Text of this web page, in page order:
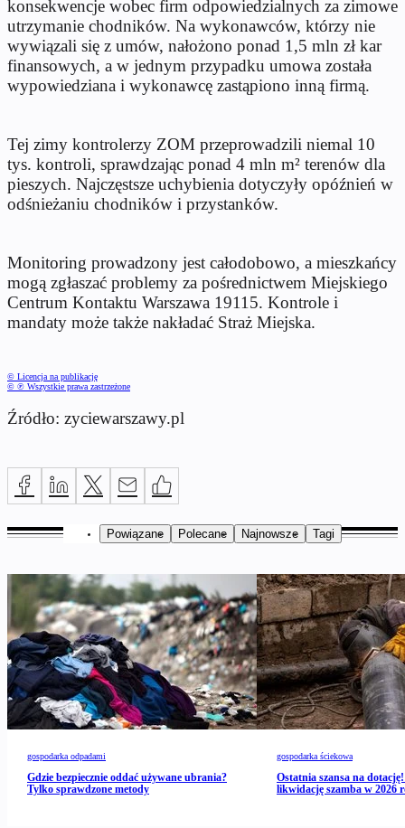
konsekwencje wobec firm odpowiedzialnych za zimowe
utrzymanie chodników. Na wykonawców, którzy nie
wywiązali się z umów, nałożono ponad 1,5 mln zł kar
finansowych, a w jednym przypadku umowa została
wypowiedziana i wykonawcę zastąpiono inną firmą.
Tej zimy kontrolerzy ZOM przeprowadzili niemal 10
tys. kontroli, sprawdzając ponad 4 mln m² terenów dla
pieszych. Najczęstsze uchybienia dotyczyły opóźnień w
odśnieżaniu chodników i przystanków.
Monitoring prowadzony jest całodobowo, a mieszkańcy
mogą zgłaszać problemy za pośrednictwem Miejskiego
Centrum Kontaktu Warszawa 19115. Kontrole i
mandaty może także nakładać Straż Miejska.
© Licencja na publikację
© ℗ Wszystkie prawa zastrzeżone
Źródło: zyciewarszawy.pl
Powiązane Polecane Najnowsze Tagi
gospodarka odpadami
Gdzie bezpiecznie oddać używane ubrania?
Tylko sprawdzone metody
gospodarka ściekowa
Ostatnia szansa na
likwidację szamba w 2026